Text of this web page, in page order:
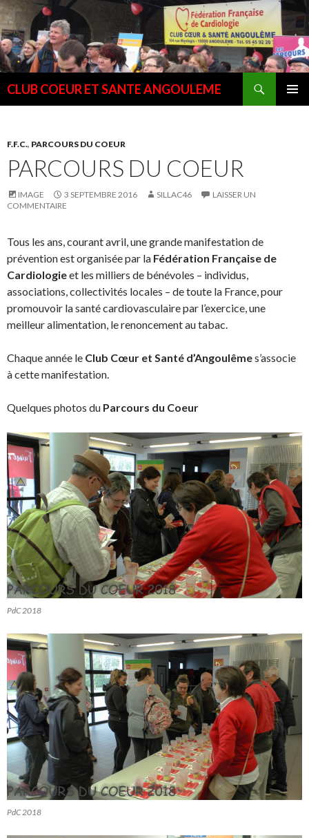
CLUB COEUR ET SANTE ANGOULEME
F.F.C., PARCOURS DU COEUR
PARCOURS DU COEUR
IMAGE 3 SEPTEMBRE 2016 SILLAC46
LAISSER UN
COMMENTAIRE
Tous les ans, courant avril, une grande manifestation de
prévention est organisée par la Fédération Française de
Cardiologieet les milliers de bénévoles – individus,
associations, collectivités locales – de toute la France, pour
promouvoir la santé cardiovasculaire par l’exercice, une
meilleur alimentation, le renoncement au tabac.
Chaque année le Club Cœur et Santé d’Angoulêmes’associe
à cette manifestation.
Quelques photos du Parcours du Coeur
PdC 2018
PdC 2018